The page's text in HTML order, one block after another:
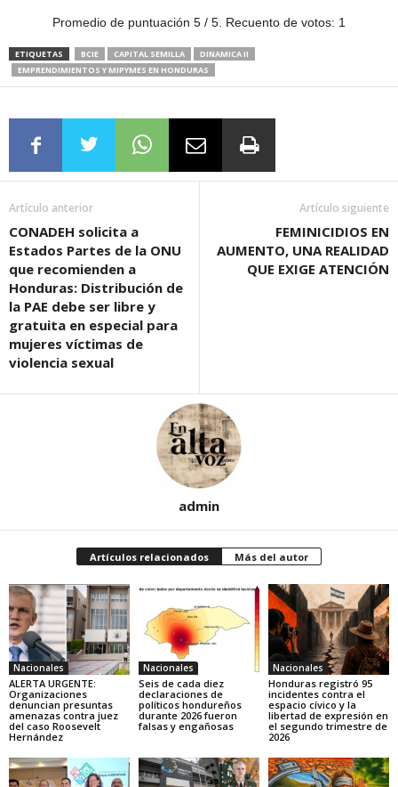
Promedio de puntuación 5 / 5. Recuento de votos: 1
ETIQUETAS BCIE CAPITAL SEMILLA
DINAMICA II
EMPRENDIMIENTOS Y MIPYMES EN HONDURAS
Artículo anterior
CONADEH solicita a
Estados Partes de la ONU
que recomienden a
Honduras: Distribución de
la PAE debe ser libre y
gratuita en especial para
mujeres víctimas de
violencia sexual
Artículo siguiente
FEMINICIDIOS EN
AUMENTO, UNA REALIDAD
QUE EXIGE ATENCIÓN
admin
Artículos relacionados Más del autor
Nacionales
ALERTA URGENTE:
Organizaciones
denuncian presuntas
amenazas contra juez
del caso Roosevelt
Hernández
Nacionales
Seis de cada diez
declaraciones de
políticos hondureños
durante 2026 fueron
falsas y engañosas
Nacionales
Honduras registró 95
incidentes contra el
espacio cívico y la
libertad de expresión en
el segundo trimestre de
2026